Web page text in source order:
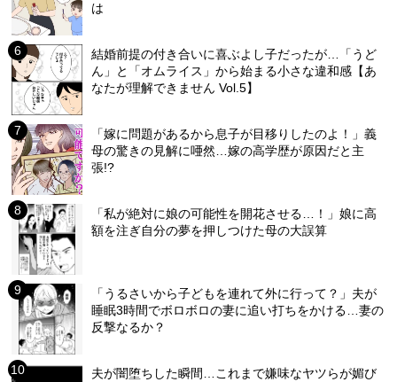
は
結婚前提の付き合いに喜ぶよし子だったが…「うど
ん」と「オムライス」から始まる小さな違和感【あ
なたが理解できません Vol.5】
「嫁に問題があるから息子が目移りしたのよ！」義
母の驚きの見解に唖然…嫁の高学歴が原因だと主
張!?
「私が絶対に娘の可能性を開花させる…！」娘に高
額を注ぎ自分の夢を押しつけた母の大誤算
「うるさいから子どもを連れて外に行って？」夫が
睡眠3時間でボロボロの妻に追い打ちをかける…妻の
反撃なるか？
夫が闇堕ちした瞬間…これまで嫌味なヤツらが媚び